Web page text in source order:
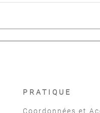
PRATIQUE
Coordonnées et